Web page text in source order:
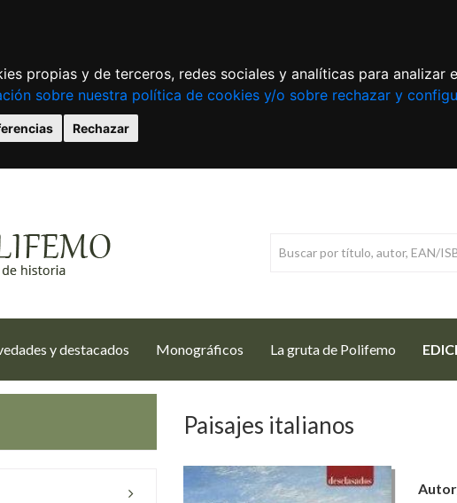
propias y de terceros, redes sociales y analíticas para
sobre nuestra política de cookies y/o sobre rechazar y
Rechazar
y destacados Monográficos La gruta de Polifemo
Paisajes italianos